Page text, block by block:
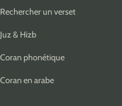
Rechercher un verset
Juz & Hizb
Coran phonétique
Coran en arabe